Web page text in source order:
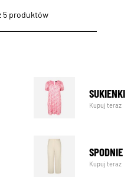
5 produktów
SUKIENKI
Kupuj teraz
SPODNIE
Kupuj teraz